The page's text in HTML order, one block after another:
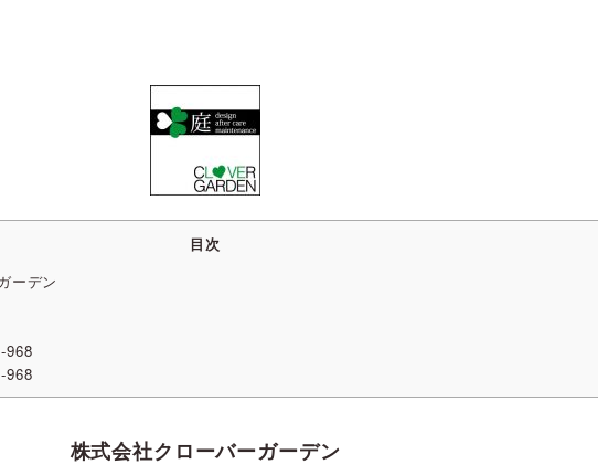
目次
ーデン
968
968
株式会社クローバーガーデン